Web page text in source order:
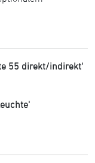
55 direkt/indirekt'